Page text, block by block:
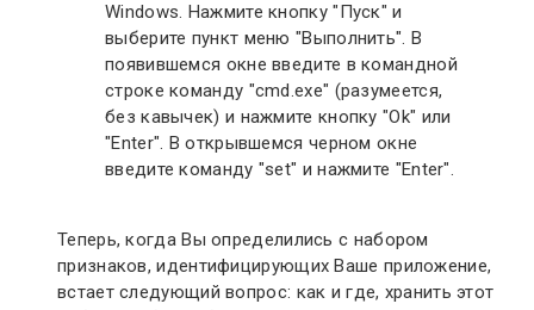
Windows. Нажмите кнопку "Пуск" и
выберите пункт меню "Выполнить". В
появившемся окне введите в командной
строке команду "cmd.exe" (разумеется,
без кавычек) и нажмите кнопку "Ok" или
"Enter". В открывшемся черном окне
введите команду "set" и нажмите "Enter".
Теперь, когда Вы определились с набором
признаков, идентифицирующих Ваше приложение,
встает следующий вопрос: как и где, хранить этот